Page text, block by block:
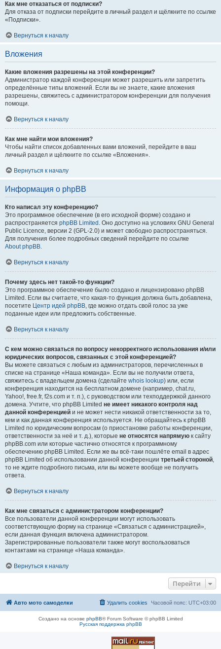
Как мне отказаться от подписки?
Для отказа от подписки перейдите в личный раздел и щёлкните по ссылке
«Подписки».
Вернуться к началу
Вложения
Какие вложения разрешены на этой конференции?
Администратор каждой конференции может разрешить или запретить
определённые типы вложений. Если вы не знаете, какие вложения
разрешены, свяжитесь с администратором конференции для получения
помощи.
Вернуться к началу
Как мне найти мои вложения?
Чтобы найти список добавленных вами вложений, перейдите в ваш
личный раздел и щёлкните по ссылке «Вложения».
Вернуться к началу
Информация о phpBB
Кто написал эту конференцию?
Это программное обеспечение (в его исходной форме) создано и
распространяется phpBB Limited . Оно доступно на условиях GNU General
Public Licence, версии 2 (GPL-2.0) и может свободно распространяться.
Для получения более подробных сведений перейдите по ссылке
About phpBB.
Вернуться к началу
Почему здесь нет такой-то функции?
Это программное обеспечение было создано и лицензировано phpBB
Limited. Если вы считаете, что какая-то функция должна быть добавлена,
посетите Центр идей phpBB, где можно отдать свой голос за уже
поданные идеи или предложить собственные.
Вернуться к началу
С кем можно связаться по вопросу некорректного использования и/или
юридических вопросов, связанных с этой конференцией?
Вы можете связаться с любым из администраторов, перечисленных в
списке на странице «Наша команда». Если вы не получили ответа,
свяжитесь с владельцем домена (сделайте whois lookup) или, если
конференция находится на бесплатном домене (например, chat.ru,
Yahoo!, free.fr, f2s.com и т. п.), с руководством или техподдержкой данного
домена. Учтите, что phpBB Limited не имеет никакого контроля над
данной конференцией и не может нести никакой ответственности за то,
кем и как данная конференция используется. Не обращайтесь к phpBB
Limited по юридическим вопросам (о приостановке работы конференции,
ответственности за неё и т. д.), которые не относятся напрямую к сайту
phpBB.com или которые частично относятся к программному
обеспечению phpBB Limited. Если же вы всё-таки пошлёте email в адрес
phpBB Limited об использовании данной конференции третьей стороной,
то не ждите подробного письма, или вы можете вообще не получить
ответа.
Вернуться к началу
Как мне связаться с администратором конференции?
Все пользователи данной конференции могут использовать
соответствующую форму на странице «Связаться с администрацией»,
если данная функция включена администратором.
Зарегистрированные пользователи также могут воспользоваться
контактами на странице «Наша команда».
Вернуться к началу
Перейти
Авто мото самоделки Часовой пояс: UTC+03:00
Удалить cookies
Создано на основе phpBB® Forum Software © phpBB Limited
Русская поддержка phpBB